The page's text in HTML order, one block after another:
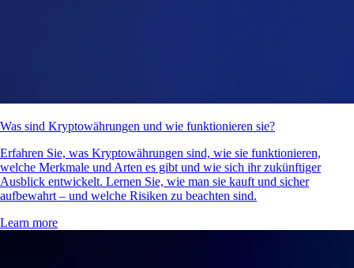
Was sind Kryptowährungen und wie funktionieren sie?
Erfahren Sie, was Kryptowährungen sind, wie sie funktionieren,
welche Merkmale und Arten es gibt und wie sich ihr zukünftiger
Ausblick entwickelt. Lernen Sie, wie man sie kauft und sicher
aufbewahrt – und welche Risiken zu beachten sind.
Learn more